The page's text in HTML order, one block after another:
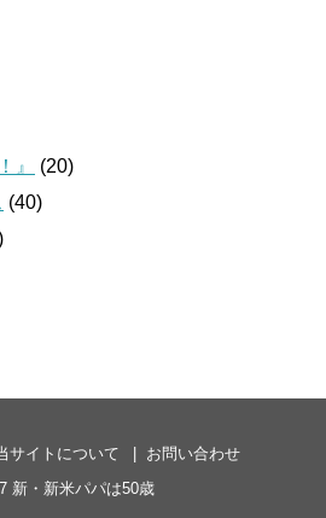
』
(20)
(40)
サイトについて
お問い合わせ
新・新米パパは50歳